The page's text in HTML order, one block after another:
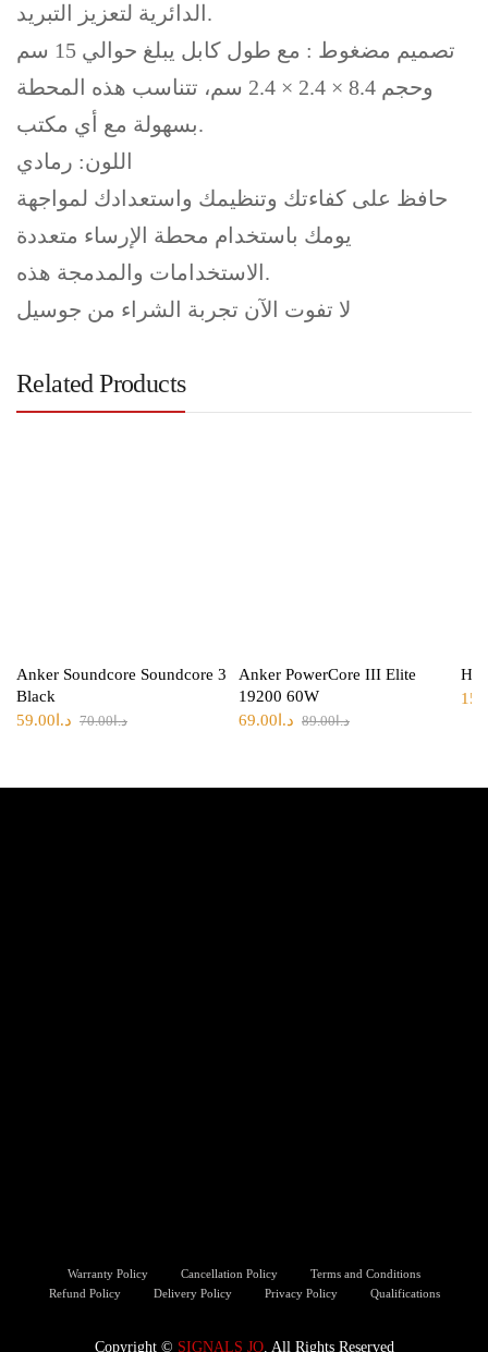
الدائرية لتعزيز التبريد.
تصميم مضغوط : مع طول كابل يبلغ حوالي 15 سم
وحجم 8.4 × 2.4 × 2.4 سم، تتناسب هذه المحطة
بسهولة مع أي مكتب.
اللون: رمادي
حافظ على كفاءتك وتنظيمك واستعدادك لمواجهة
يومك باستخدام محطة الإرساء متعددة
الاستخدامات والمدمجة هذه.
لا تفوت الآن تجربة الشراء من جوسيل
Related Products
Anker Soundcore Soundcore 3
Black
د.ا70.00 د.ا 59.00
Anker PowerCore III Elite
19200 60W
د.ا89.00 د.ا 69.00
Warranty Policy Cancellation Policy
Terms and Conditions
Refund Policy
Delivery Policy Privacy Policy Qualifications
Copyright ©️ SIGNALS JO. All Rights Reserved